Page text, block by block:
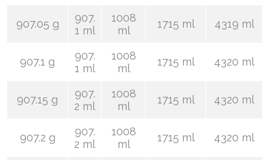
907.05 g
907.
1 ml
1008
ml
1715 ml 4319 ml
907.1 g
907.
1 ml
1008
ml
1715 ml 4320 ml
907.15 g
907.
2 ml
1008
ml
1715 ml 4320 ml
907.2 g
907.
2 ml
1008
ml
1715 ml 4320 ml